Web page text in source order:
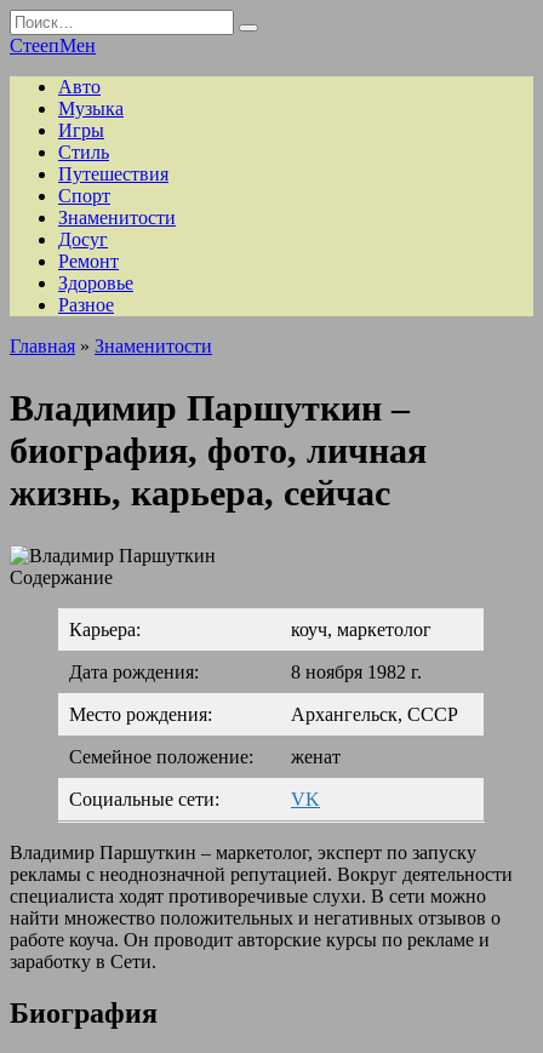
Перейти
к
Search
for:
СтеепМен
Авто
Музыка
Игры
Стиль
Путешествия
Спорт
Знаменитости
Досуг
Ремонт
Здоровье
Разное
Главная » Знаменитости
Владимир Паршуткин –
биография, фото, личная
жизнь, карьера, сейчас
Содержание
Карьера: коуч, маркетолог
Дата рождения: 8 ноября 1982 г.
Место рождения: Архангельск, СССР
Семейное положение: женат
Социальные сети: VK
Владимир Паршуткин – маркетолог, эксперт по запуску
рекламы с неоднозначной репутацией. Вокруг деятельности
специалиста ходят противоречивые слухи. В сети можно
найти множество положительных и негативных отзывов о
работе коуча. Он проводит авторские курсы по рекламе и
заработку в Сети.
Биография